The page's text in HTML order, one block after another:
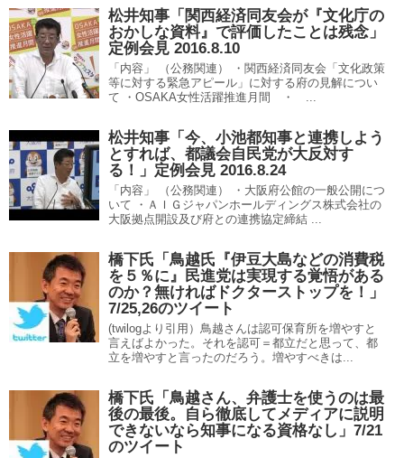
松井知事「関西経済同友会が『文化庁の
おかしな資料』で評価したことは残念」
定例会見 2016.8.10
「内容」 （公務関連） ・関西経済同友会「文化政策
等に対する緊急アピール」に対する府の見解につい
て ・OSAKA女性活躍推進月間 ・ ...
松井知事「今、小池都知事と連携しよう
とすれば、都議会自民党が大反対す
る！」定例会見 2016.8.24
「内容」 （公務関連） ・大阪府公館の一般公開につ
いて ・ＡＩＧジャパンホールディングス株式会社の
大阪拠点開設及び府との連携協定締結 ...
橋下氏「鳥越氏『伊豆大島などの消費税
を５％に』民進党は実現する覚悟がある
のか？無ければドクターストップを！」
7/25,26のツイート
(twilogより引用）鳥越さんは認可保育所を増やすと
言えばよかった。それを認可＝都立だと思って、都
立を増やすと言ったのだろう。増やすべきは...
橋下氏「鳥越さん、弁護士を使うのは最
後の最後。自ら徹底してメディアに説明
できないなら知事になる資格なし」7/21
のツイート